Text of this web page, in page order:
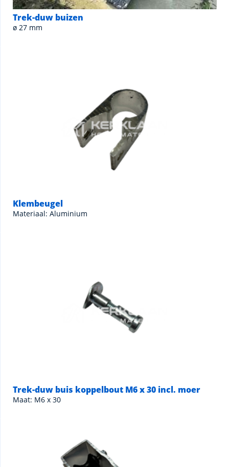
Trek-duw buizen
ø 27 mm
Klembeugel
Materiaal: Aluminium
Trek-duw buis koppelbout M6 x 30 incl. moer
Maat: M6 x 30